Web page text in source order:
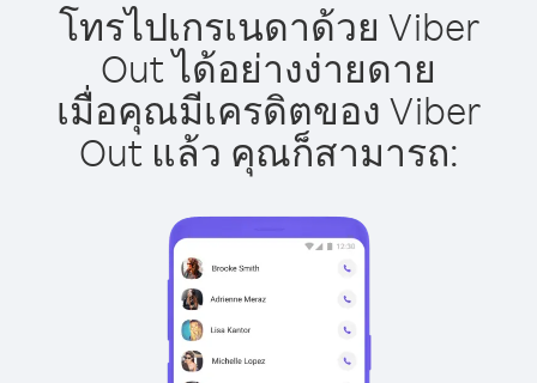
โทรไปเกรเนดาด้วย Viber
Out ได้อย่างง่ายดาย
เมื่อคุณมีเครดิตของ Viber
Out แล้ว คุณก็สามารถ: